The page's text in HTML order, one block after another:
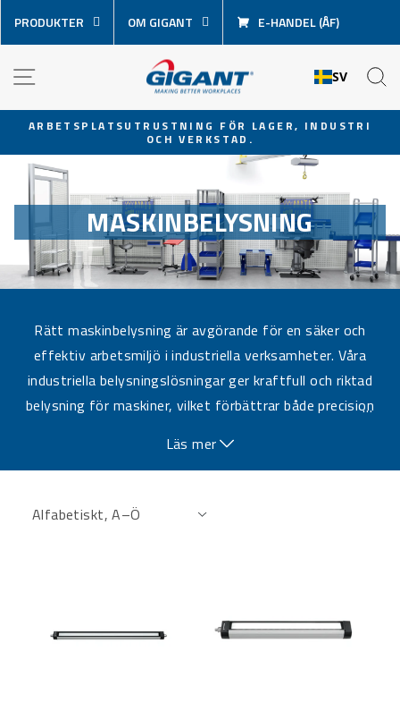
över
innehåll
PRODUKTER OM GIGANT E-HANDEL (ÅF)
SV
Pausa
bildspel
ARBETSPLATSUTRUSTNING FÖR LAGER, INDUSTRI
OCH VERKSTAD.
MASKINBELYSNING
Rätt maskinbelysning är avgörande för en säker och
effektiv arbetsmiljö i industriella verksamheter. Våra
industriella belysningslösningar ger kraftfull och riktad
belysning för maskiner, vilket förbättrar både precision
…
Läs mer